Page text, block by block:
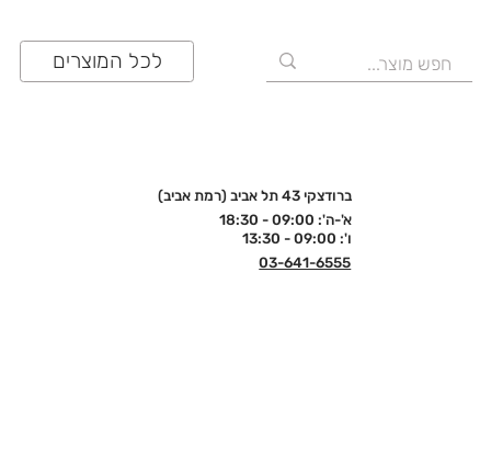
לכל המוצרים
ברודצקי 43 תל אביב (רמת אביב)
א'-ה': 09:00 - 18:30
ו': 09:00 - 13:30
03-641-6555